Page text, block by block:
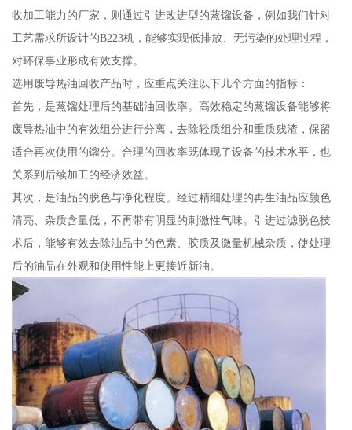
收加工能力的厂家，则通过引进改进型的蒸馏设备，例如我们针对
工艺需求所设计的B223机，能够实现低排放、无污染的处理过程，
对环保事业形成有效支撑。
选用废导热油回收产品时，应重点关注以下几个方面的指标：
首先，是蒸馏处理后的基础油回收率。高效稳定的蒸馏设备能够将
废导热油中的有效组分进行分离，去除轻质组分和重质残渣，保留
适合再次使用的馏分。合理的回收率既体现了设备的技术水平，也
关系到后续加工的经济效益。
其次，是油品的脱色与净化程度。经过精细处理的再生油品应颜色
清亮、杂质含量低，不再带有明显的刺激性气味。引进过滤脱色技
术后，能够有效去除油品中的色素、胶质及微量机械杂质，使处理
后的油品在外观和使用性能上更接近新油。